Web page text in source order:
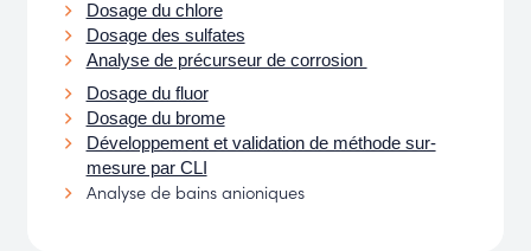
Dosage du chlore
Dosage des sulfates
Analyse de précurseur de corrosion
Dosage du fluor
Dosage du brome
Développement et validation de méthode sur-
mesure par CLI
Analyse de bains anioniques